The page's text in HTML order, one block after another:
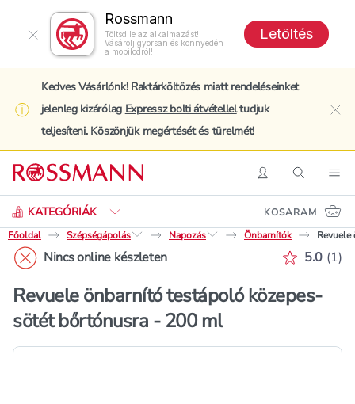
Rossmann
Töltsd le az alkalmazást!
Vásárolj gyorsan és könnyedén
a mobilodról!
Letöltés
Kedves Vásárlónk! Raktárköltözés miatt rendeléseinket
jelenleg kizárólag Expressz bolti átvételleltudjuk
teljesíteni. Köszönjük megértését és türelmét!
BelépésKeresés
KATEGÓRIÁK
Keresés
KOSARAM
Főoldal
Szépségápolás Napozás Önbarnítók
Nincs online készleten 5.0 (1)
Revuele önbarnító testápoló közepes-
sötét bőrtónusra - 200 ml